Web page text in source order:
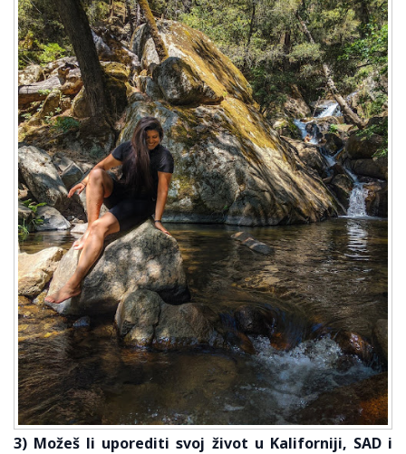
3) Možeš li uporediti svoj život u Kaliforniji, SAD i